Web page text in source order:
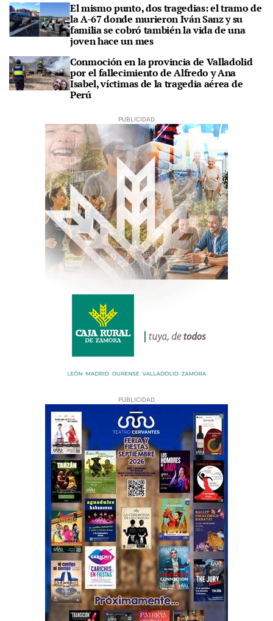
El mismo punto, dos tragedias: el tramo de
la A-67 donde murieron Iván Sanz y su
familia se cobró también la vida de una
joven hace un mes
Conmoción en la provincia de Valladolid
por el fallecimiento de Alfredo y Ana
Isabel, víctimas de la tragedia aérea de
Perú